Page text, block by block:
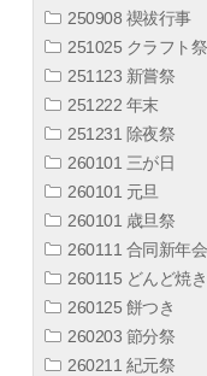
250908 禊祓行事
251025 クラフト祭
251123 新嘗祭
251222 年末
251231 除夜祭
260101 三が日
260101 元旦
260101 歳旦祭
260111 合同新年会
260115 どんど焼き
260125 餅つき
260203 節分祭
260211 紀元祭